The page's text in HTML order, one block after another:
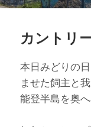
カントリ
本日みどりの
ませた飼主と
能登半島を奥